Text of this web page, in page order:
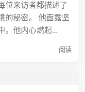
位来访者都描述了
的秘密。 他面露坚
。他内心燃起...
阅读